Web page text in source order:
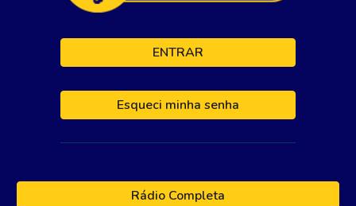
ENTRAR
Esqueci minha senha
Rádio Completa